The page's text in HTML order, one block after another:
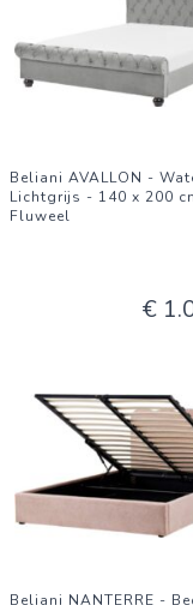
Beliani AVALLON -
Lichtgrijs - 140 x 200
Fluweel
€
Beliani NANTERRE -